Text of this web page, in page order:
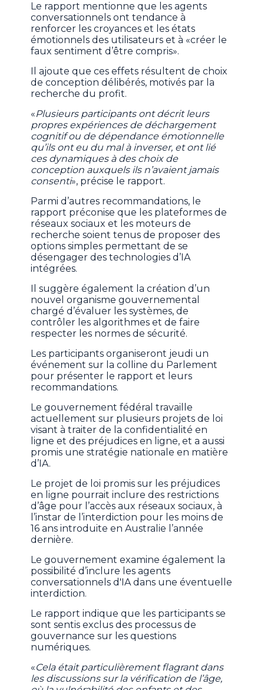
Le rapport mentionne que les agents
conversationnels ont tendance à
renforcer les croyances et les états
émotionnels des utilisateurs et à «créer le
faux sentiment d’être compris».
Il ajoute que ces effets résultent de choix
de conception délibérés, motivés par la
recherche du profit.
«Plusieurs participants ont décrit leurs
propres expériences de déchargement
cognitif ou de dépendance émotionnelle
qu’ils ont eu du mal à inverser, et ont lié
ces dynamiques à des choix de
conception auxquels ils n’avaient jamais
consenti», précise le rapport.
Parmi d’autres recommandations, le
rapport préconise que les plateformes de
réseaux sociaux et les moteurs de
recherche soient tenus de proposer des
options simples permettant de se
désengager des technologies d’IA
intégrées.
Il suggère également la création d’un
nouvel organisme gouvernemental
chargé d’évaluer les systèmes, de
contrôler les algorithmes et de faire
respecter les normes de sécurité.
Les participants organiseront jeudi un
événement sur la colline du Parlement
pour présenter le rapport et leurs
recommandations.
Le gouvernement fédéral travaille
actuellement sur plusieurs projets de loi
visant à traiter de la confidentialité en
ligne et des préjudices en ligne, et a aussi
promis une stratégie nationale en matière
d’IA.
Le projet de loi promis sur les préjudices
en ligne pourrait inclure des restrictions
d’âge pour l’accès aux réseaux sociaux, à
l’instar de l’interdiction pour les moins de
16 ans introduite en Australie l’année
dernière.
Le gouvernement examine également la
possibilité d’inclure les agents
conversationnels d'IA dans une éventuelle
interdiction.
Le rapport indique que les participants se
sont sentis exclus des processus de
gouvernance sur les questions
numériques.
«Cela était particulièrement flagrant dans
les discussions sur la vérification de l’âge,